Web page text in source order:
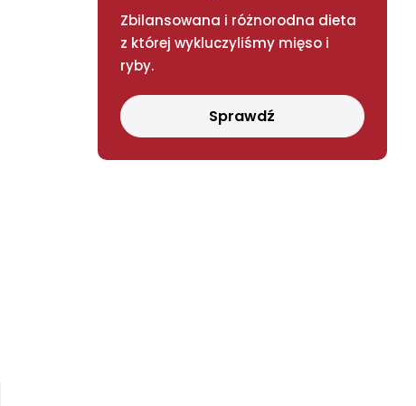
Zbilansowana i różnorodna dieta
z której wykluczyliśmy mięso i
ryby.
Sprawdź